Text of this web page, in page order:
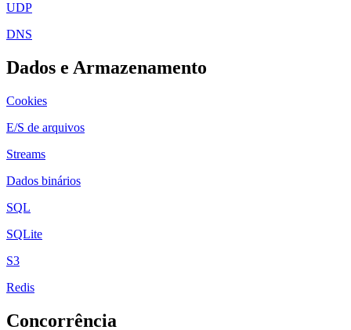
UDP
DNS
Dados e Armazenamento
Cookies
E/S de arquivos
Streams
Dados binários
SQL
SQLite
S3
Redis
Concorrência